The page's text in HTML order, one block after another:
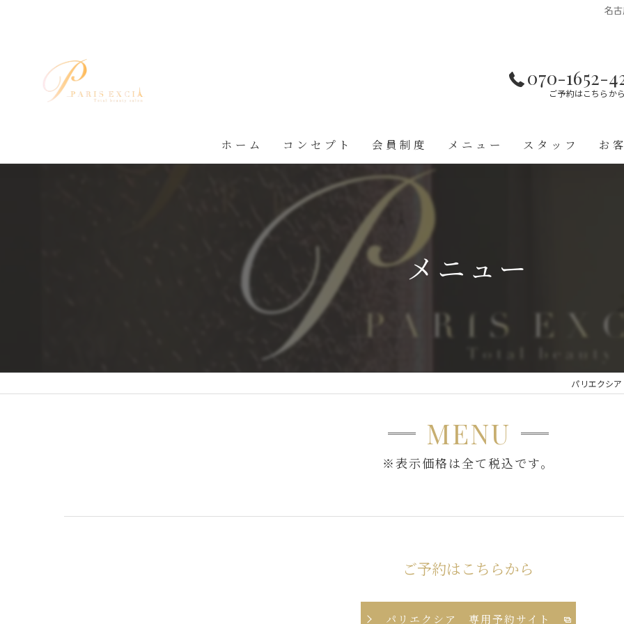
名
070-1652-
ご予約はこちらか
ホーム コンセプト 会員制度 メニュー スタッフ お
メニュー
パリエクシ
MENU
※表示価格は全て税込です。
ご予約はこちらから
パリエクシア 専用予約サイト